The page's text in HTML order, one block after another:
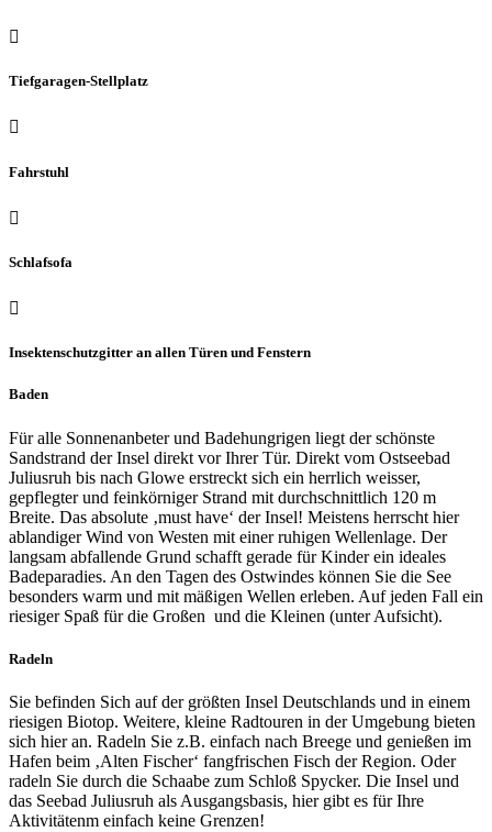

Tiefgaragen-Stellplatz

Fahrstuhl

Schlafsofa

Insektenschutzgitter an allen Türen und Fenstern
Baden
Für alle Sonnenanbeter und Badehungrigen liegt der schönste
Sandstrand der Insel direkt vor Ihrer Tür. Direkt vom Ostseebad
Juliusruh bis nach Glowe erstreckt sich ein herrlich weisser,
gepflegter und feinkörniger Strand mit durchschnittlich 120 m
Breite. Das absolute ‚must have‘ der Insel! Meistens herrscht hier
ablandiger Wind von Westen mit einer ruhigen Wellenlage. Der
langsam abfallende Grund schafft gerade für Kinder ein ideales
Badeparadies. An den Tagen des Ostwindes können Sie die See
besonders warm und mit mäßigen Wellen erleben. Auf jeden Fall ein
riesiger Spaß für die Großen und die Kleinen (unter Aufsicht).
Radeln
Sie befinden Sich auf der größten Insel Deutschlands und in einem
riesigen Biotop. Weitere, kleine Radtouren in der Umgebung bieten
sich hier an. Radeln Sie z.B. einfach nach Breege und genießen im
Hafen beim ‚Alten Fischer‘ fangfrischen Fisch der Region. Oder
radeln Sie durch die Schaabe zum Schloß Spycker. Die Insel und
das Seebad Juliusruh als Ausgangsbasis, hier gibt es für Ihre
Aktivitätenm einfach keine Grenzen!